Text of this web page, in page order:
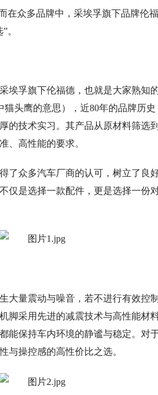
在众多品牌中，采埃孚旗下品牌伦
。
孚旗下伦福德，也就是大家熟知的
头鹰的意思），近80年的品牌历
的技术实习。其产品从原材料筛选
、高性能的要求。
众多汽车厂商的认可，树立了良
仅是选择一款配件，更是选择一份
量震动与噪音，若不进行有效控
脚采用先进的减震技术与高性能材
能保持车内环境的静谧与稳定。对
与操控感的高性价比之选。